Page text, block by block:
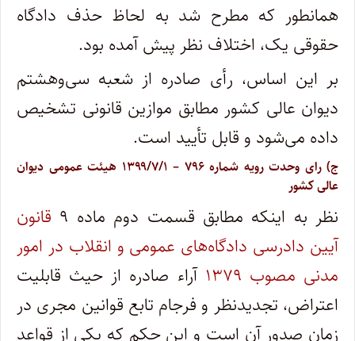
همانطور که مطرح شد به لحاظ حذف دادگاه
حقوقی یک، اختلاف نظر پیش آمده بود.
بر این اساس، رأی صادره از شعبه سی‌وهشتم
دیوان عالی کشور مطابق موازین قانونی تشخیص
داده می‌شود و قابل تأیید است.
ج) رای وحدت‌ رویه شماره ۷۹۶ – ۱۳۹۹/۷/۱ هیئت‌ عمومی دیوان
‌عالی ‌کشور
نظر به اینکه مطابق قسمت دوم ماده ۹
قانون
آیین دادرسی دادگاه‌های عمومی و انقلاب در امور
مدنی مصوب ۱۳۷۹
آراء صادره از حیث قابلیت
اعتراض، تجدیدنظر و فرجام تابع قوانین مجری در
زمان صدور آن است و این حکم که یکی از قواعد